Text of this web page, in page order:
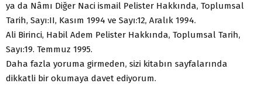
ya da Nâmı Diğer Naci ismail Pelister Hakkında, Toplumsal
Tarih, Sayı:II, Kasım 1994 ve Sayı:12, Aralık 1994.
Ali Birinci, Habil Adem Pelister Hakkında, Toplumsal Tarih,
Sayı:19. Temmuz 1995.
Daha fazla yoruma girmeden, sizi kitabın sayfalarında
dikkatli bir okumaya davet ediyorum.